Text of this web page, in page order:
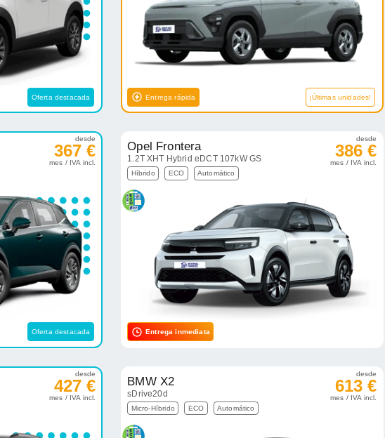
Oferta destacada Entrega rápida ¡Últimas unidades!
desde
367 €
mes / IVA incl.
Oferta destacada
Opel Frontera
1.2T XHT Hybrid eDCT 107kW GS
Híbrido ECO Automático
desde
386 €
mes / IVA incl.
Entrega inmediata
desde
427 €
mes / IVA incl.
BMW X2
sDrive20d
Micro-Híbrido ECO Automático
desde
613 €
mes / IVA incl.